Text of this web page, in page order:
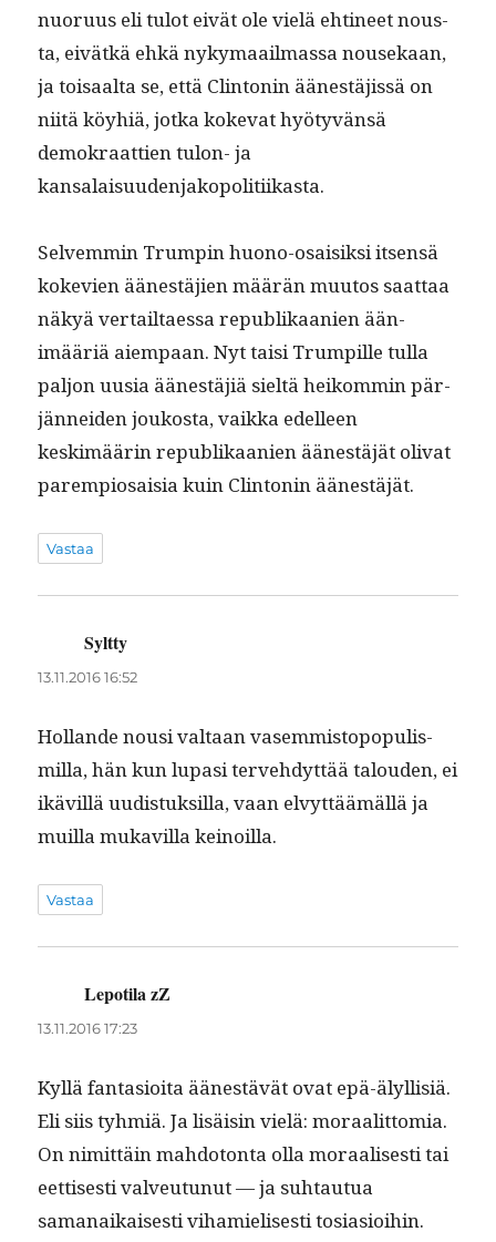
nuoru­us eli tulot eivät ole vielä ehti­neet nous­
ta, eivätkä ehkä nyky­maail­mas­sa nousekaan,
ja toisaal­ta se, että Clin­tonin äänestäjis­sä on
niitä köy­hiä, jot­ka koke­vat hyö­tyvän­sä
demokraat­tien tulon- ja
kansalaisuudenjakopolitiikasta.
Selvem­min Trumpin huono-osaisik­si itsen­sä
koke­vien äänestäjien määrän muu­tos saat­taa
näkyä ver­tail­taes­sa repub­likaanien ään­
imääriä aiem­paan. Nyt taisi Trumpille tul­la
paljon uusia äänestäjiä sieltä heikom­min pär­
jän­nei­den joukos­ta, vaik­ka edelleen
keskimäärin repub­likaanien äänestäjät oli­vat
parem­pio­saisia kuin Clin­tonin äänestäjät.
Vastaa
Syltty
13.11.2016 16:52
Hol­lande nousi val­taan vasem­mistopop­ulis­
mil­la, hän kun lupasi ter­ve­hdyt­tää talouden, ei
ikävil­lä uud­is­tuk­sil­la, vaan elvyt­täämäl­lä ja
muil­la mukav­il­la keinoilla.
Vastaa
Lepotila zZ
13.11.2016 17:23
Kyl­lä fan­ta­sioi­ta äänestävät ovat epä-älyl­lisiä.
Eli siis tyh­miä. Ja lisäisin vielä: moraalit­to­mia.
On nimit­täin mah­do­ton­ta olla moraalis­es­ti tai
eet­tis­es­ti valveu­tunut — ja suh­tau­tua
samanaikaises­ti vihamielis­es­ti tosiasioihin.